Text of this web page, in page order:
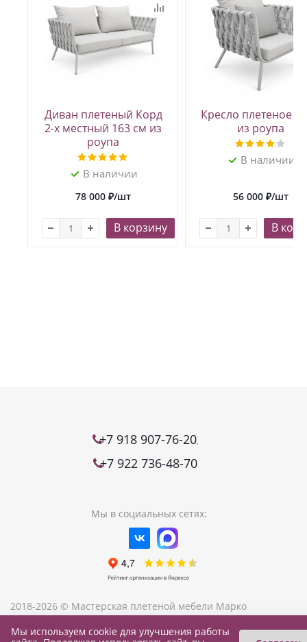
Диван плетеный Корд
2-х местный 163 см из
роупа
В наличии
78 000 ₽/шт
В корзину
Кресло плетеное
из роупа
В наличии
56 000 ₽/шт
В
+7 918 907-76-20,
+7 922 736-48-70
Мы в социальных сетях:
2018-2026 © Мастерская плетеной мебели Марко
Мы используем cookie для улучшения работы